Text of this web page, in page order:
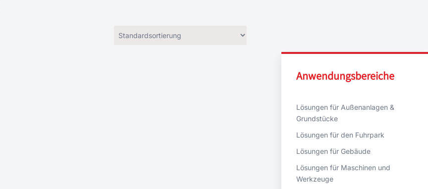
Anwendungsbereiche
Lösungen für Außenanlagen &
Grundstücke
Lösungen für den Fuhrpark
Lösungen für Gebäude
Lösungen für Maschinen und
Werkzeuge